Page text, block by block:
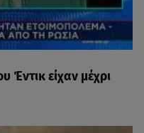
Έντικ είχαν μέχρι